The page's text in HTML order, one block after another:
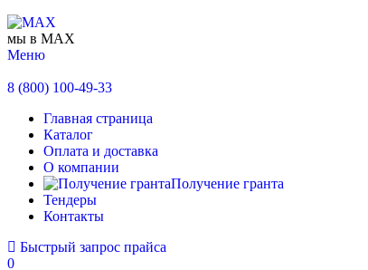
мы в MAX
Меню
8 (800) 100-49-33
Главная страница
Каталог
Оплата и доставка
О компании
Получение гранта
Тендеры
Контакты
Быстрый запрос прайса
0